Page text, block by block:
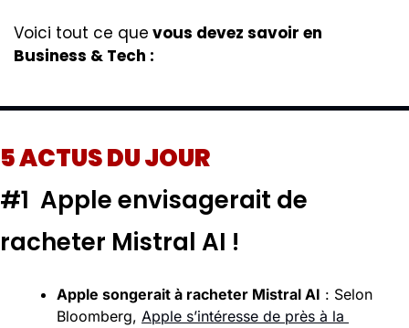
Voici tout ce que vous devez savoir en
Business & Tech :
5 ACTUS DU JOUR
#1  Apple envisagerait de
racheter Mistral AI !
Apple songerait à racheter Mistral AI : Selon
Bloomberg, Apple s’intéresse de près à la